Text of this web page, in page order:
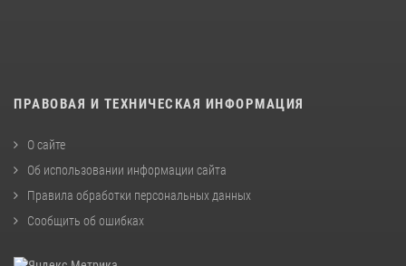
ПРАВОВАЯ И ТЕХНИЧЕСКАЯ ИНФОРМАЦИЯ
О сайте
Об использовании информации сайта
Правила обработки персональных данных
Сообщить об ошибках